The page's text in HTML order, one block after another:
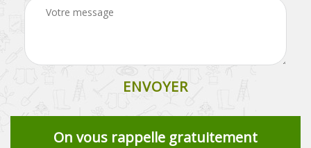
On vous rappelle gratuitement